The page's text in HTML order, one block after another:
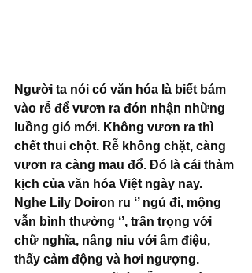
Người ta nói có văn hóa là biết bám
vào rễ để vươn ra đón nhận những
luồng gió mới. Không vươn ra thì
chết thui chột. Rễ không chặt, càng
vươn ra càng mau đổ. Đó là cái thảm
kịch của văn hóa Việt ngày nay.
Nghe Lily Doiron ru ‘’ ngủ đi, mộng
vẫn bình thường ‘’, trân trọng với
chữ nghĩa, nâng niu với âm điệu,
thấy cảm động và hơi ngượng.